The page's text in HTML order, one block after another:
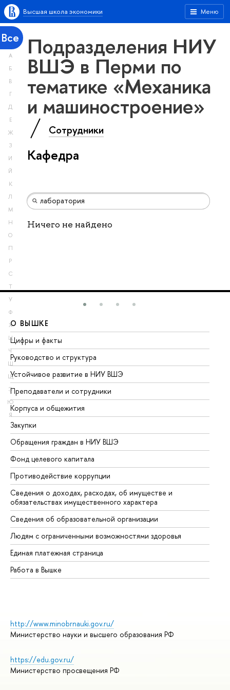
Меню
Высшая школа экономики
Все
А
Б
В
Г
Д
Е
Ж
З
И
Й
К
Л
М
Н
О
П
Р
С
Т
У
Ф
Х
Ц
Ч
Ш
Щ
Э
Ю
Я
Подразделения НИУ
ВШЭ в Перми по
тематике «Механика
и машиностроение»
Сотрудники
Кафедра
Ничего не найдено
О ВЫШКЕ
Цифры и факты
Руководство и структура
Устойчивое развитие в НИУ ВШЭ
Преподаватели и сотрудники
Корпуса и общежития
Закупки
Обращения граждан в НИУ ВШЭ
Фонд целевого капитала
Противодействие коррупции
Сведения о доходах, расходах, об имуществе и
обязательствах имущественного характера
Сведения об образовательной организации
Людям с ограниченными возможностями здоровья
Единая платежная страница
Работа в Вышке
http://www.minobrnauki.gov.ru/
Министерство науки и высшего образования РФ
https://edu.gov.ru/
Министерство просвещения РФ